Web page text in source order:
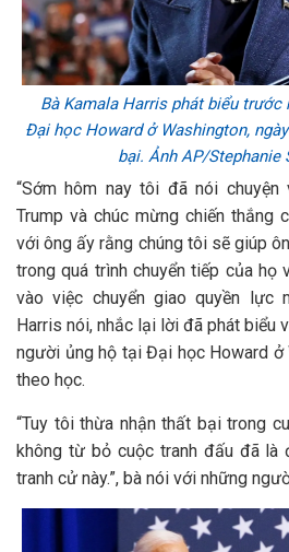
Bà Kamala Harris phát biểu
Đại học Howard ở Washington,
bại. Ảnh AP/Stephanie
“Sớm hôm nay tôi đã nói
Trump và chúc mừng chiến thắng
với ông ấy rằng chúng tôi sẽ giúp
trong quá trình chuyển tiếp của họ
vào việc chuyển giao quyền lực
Harris nói, nhắc lại lời đã phát biểu
người ủng hộ tại Đại học Howard ở
theo học.
“Tuy tôi thừa nhận thất bại trong
không từ bỏ cuộc tranh đấu đã là
tranh cử này.”, bà nói với những